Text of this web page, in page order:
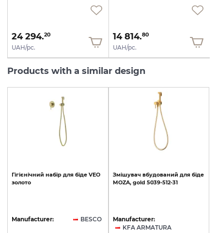
24 294.20
UAH/pc.
14 814.80
UAH/pc.
Products with a similar design
Гігієнічний набір для біде VEO
золото
Manufacturer: BESCO
Змішувач вбудований для біде
MOZA, gold 5039-512-31
Manufacturer:
KFA ARMATURA